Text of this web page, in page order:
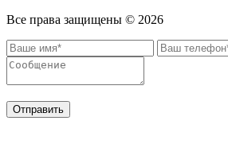
Все права защищены © 2026